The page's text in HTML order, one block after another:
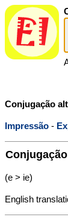
Conjugação
Impressão -
(e > ie)
English